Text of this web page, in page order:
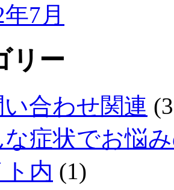
7月
リー
合わせ関連
な症状でお悩
内 (1)